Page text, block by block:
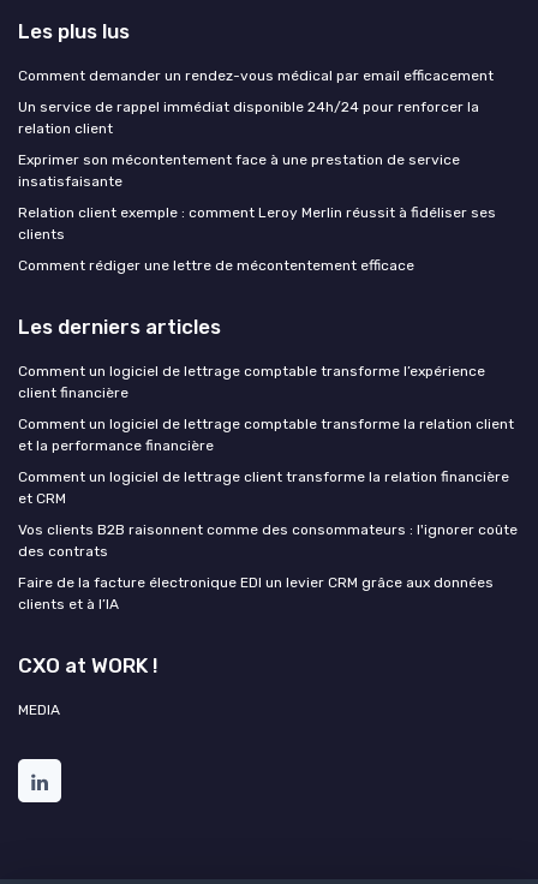
Les plus lus
Comment demander un rendez-vous médical par email efficacement
Un service de rappel immédiat disponible 24h/24 pour renforcer la
relation client
Exprimer son mécontentement face à une prestation de service
insatisfaisante
Relation client exemple : comment Leroy Merlin réussit à fidéliser ses
clients
Comment rédiger une lettre de mécontentement efficace
Les derniers articles
Comment un logiciel de lettrage comptable transforme l’expérience
client financière
Comment un logiciel de lettrage comptable transforme la relation client
et la performance financière
Comment un logiciel de lettrage client transforme la relation financière
et CRM
Vos clients B2B raisonnent comme des consommateurs : l'ignorer coûte
des contrats
Faire de la facture électronique EDI un levier CRM grâce aux données
clients et à l’IA
CXO at WORK !
MEDIA